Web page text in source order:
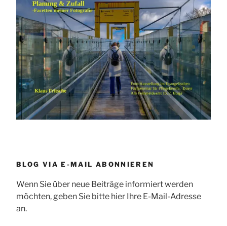
BLOG VIA E-MAIL ABONNIEREN
Wenn Sie über neue Beiträge informiert werden
möchten, geben Sie bitte hier Ihre E-Mail-Adresse
an.